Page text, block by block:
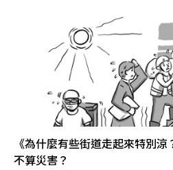
《為什麼有些街道走起來特別
不算災害？